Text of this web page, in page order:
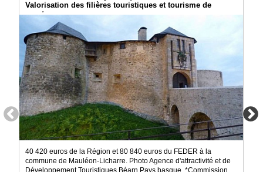
Valorisation des filières touristiques et tourisme de
montagne
40 420 euros de la Région et 80 840 euros du FEDER à la
commune de Mauléon-Licharre. Photo Agence d'attractivité et de
Développement Touristiques Béarn Pays basque. *Commission